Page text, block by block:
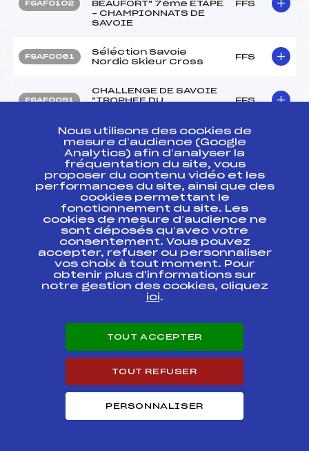
FSAF0102
BEAUFORT" 7ème ETAPE
– CHAMPIONNATS DE
SAVOIE
FFS
FSAF0061
Séléction Savoie
Nordic Skieur Cross
FFS
FSAF0051
CHALLENGE DE SAVOIE
"TROPHEE DU
FFS
FSAF0041
3ème ETAPE DERBY
SAVOIE – MONT BLANC –
LYONNAIS
FFS
CHALLENGE SAVOIE
NORDIQUE "TROPHEE DU
BEAUFORT" 2ème ETAPE
SUIVEZ
L'ACTU
Abonnez-vous à notre newsletter
Recevez l’actualité de la FFS, des clubs et des Équipes
de France.
Nous utilisons des cookies de
mesure d’audience (Google
Analytics) afin d’analyser la
fréquentation du site, vous
proposer du contenu vidéo et les
performances du site, ainsi que des
cookies permettant le
fonctionnement du site. Les
cookies de mesure d’audience ne
sont déposés qu’avec votre
consentement. Vous pouvez
accepter, refuser ou personnaliser
vos choix à tout moment. Pour
obtenir plus d'informations sur
notre gestion des cookies, cliquez
ici.
TOUT ACCEPTER
TOUT REFUSER
PERSONNALISER